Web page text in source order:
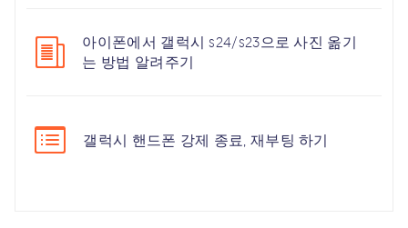
아이폰에서 갤럭시 s24/s23으로 사진 옮기
는 방법 알려주기
갤럭시 핸드폰 강제 종료, 재부팅 하기